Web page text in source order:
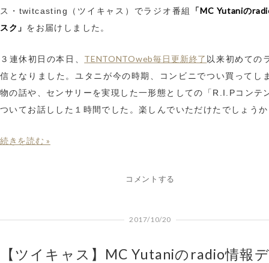
ス・twitcasting（ツイキャス）でラジオ番組
「MC Yutaniの
スク」 をお届けしました。
３連休初日の本日、 TENTONTOweb毎日更新終了 以来初めての
信となりました。ユタニが今の時期、コンビニでつい買ってし
物の話や、センサリーを実現した一形態としての「R.I.Pコンテ
ついてお話しした１時間でした。楽しんでいただけたでしょう
続きを読む »
コメントする
2017/10/20
【ツイキャス】MC Yutaniのradio情報